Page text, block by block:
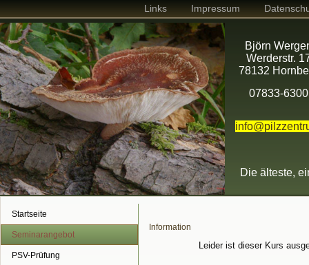
Links Impressum
Die älteste,
Björn
Werderstr.
78132
07833-6300
Startseite
Seminarangebot
PSV-Prüfung
Information
Leider ist dieser Kurs